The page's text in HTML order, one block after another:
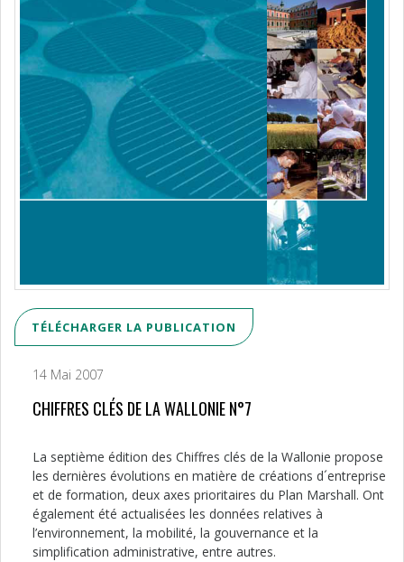
TÉLÉCHARGER LA PUBLICATION
14 Mai 2007
CHIFFRES CLÉS DE LA WALLONIE N°7
La septième édition des Chiffres clés de la Wallonie propose
les dernières évolutions en matière de créations d´entreprise
et de formation, deux axes prioritaires du Plan Marshall. Ont
également été actualisées les données relatives à
l’environnement, la mobilité, la gouvernance et la
simplification administrative, entre autres.